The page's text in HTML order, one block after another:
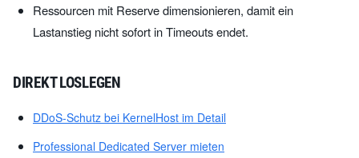
Ressourcen mit Reserve dimensionieren, damit ein
Lastanstieg nicht sofort in Timeouts endet.
DIREKT LOSLEGEN
DDoS-Schutz bei KernelHost im Detail
Professional Dedicated Server mieten